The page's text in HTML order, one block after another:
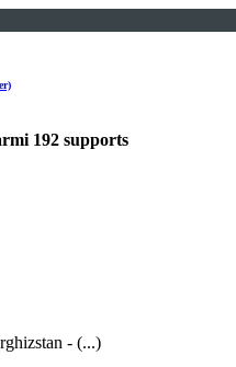
192 supports
- (...)